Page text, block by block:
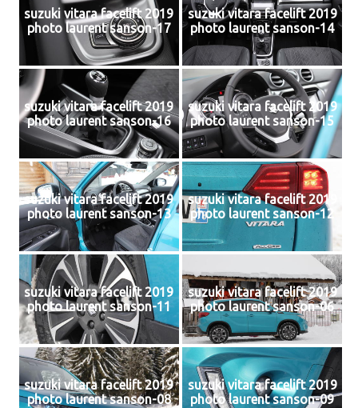
suzuki vitara facelift 2019
photo laurent sanson-17
suzuki vitara facelift 2019
photo laurent sanson-14
suzuki vitara facelift 2019
photo laurent sanson-16
suzuki vitara facelift 2019
photo laurent sanson-15
suzuki vitara facelift 2019
photo laurent sanson-13
suzuki vitara facelift 2019
photo laurent sanson-12
suzuki vitara facelift 2019
photo laurent sanson-11
suzuki vitara facelift 2019
photo laurent sanson-06
suzuki vitara facelift 2019
photo laurent sanson-08
suzuki vitara facelift 2019
photo laurent sanson-09